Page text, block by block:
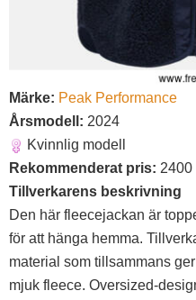
Märke: Peak Performance
Årsmodell: 2024
Kvinnlig modell
Rekommenderat pris: 2400
Tillverkarens beskrivning
Den här fleecejackan är
för att hänga hemma.
material som tillsammans
mjuk fleece. Oversized-